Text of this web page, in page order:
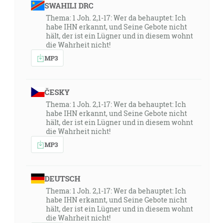
SWAHILI DRC
Thema: 1 Joh. 2,1-17: Wer da behauptet: Ich
habe IHN erkannt, und Seine Gebote nicht
hält, der ist ein Lügner und in diesem wohnt
die Wahrheit nicht!
MP3
ČESKY
Thema: 1 Joh. 2,1-17: Wer da behauptet: Ich
habe IHN erkannt, und Seine Gebote nicht
hält, der ist ein Lügner und in diesem wohnt
die Wahrheit nicht!
MP3
DEUTSCH
Thema: 1 Joh. 2,1-17: Wer da behauptet: Ich
habe IHN erkannt, und Seine Gebote nicht
hält, der ist ein Lügner und in diesem wohnt
die Wahrheit nicht!